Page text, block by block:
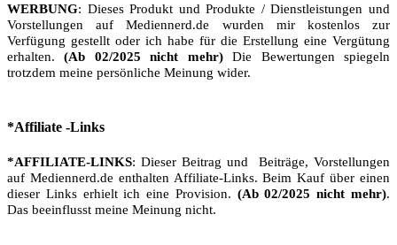
WERBUNG: Dieses Produkt und Produkte / Dienstleistungen und
Vorstellungen auf Mediennerd.de wurden mir kostenlos zur
Verfügung gestellt oder ich habe für die Erstellung eine Vergütung
erhalten.(Ab 02/2025 nicht mehr)Die Bewertungen spiegeln
trotzdem meine persönliche Meinung wider.
*Affiliate -Links
*AFFILIATE-LINKS: Dieser Beitrag und Beiträge, Vorstellungen
auf Mediennerd.de enthalten Affiliate-Links. Beim Kauf über einen
dieser Links erhielt ich eine Provision. (Ab 02/2025 nicht mehr).
Das beeinflusst meine Meinung nicht.